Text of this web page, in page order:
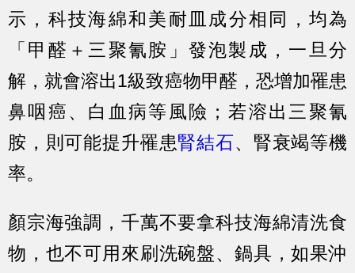
示， 科技海綿和美耐皿成分相同，均為
「甲醛＋三聚氰胺」發泡製成，一旦分
解，就會溶出1級致癌物甲醛，恐增加罹患
鼻咽癌、白血病等風險；若溶出三聚氰
胺，則可能提升罹患腎結石、腎衰竭等機
率。
顏宗海強調，千萬不要拿科技海綿清洗食
物，也不可用來刷洗碗盤、鍋具，如果沖